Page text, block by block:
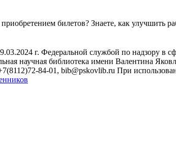
билетов? Знаете, как улучшить
г. Федеральной службой по надзору в
научная библиотека имени Валентина
84-01, bib@pskovlib.ru При